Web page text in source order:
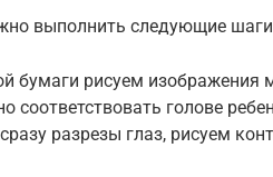
выполнить следующие
бумаги рисуем изображения
соответствовать голове
разрезы глаз, рисуем